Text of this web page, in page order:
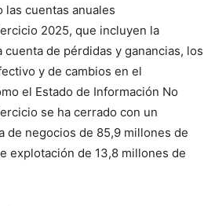
las cuentas anuales
2025, que incluyen la
cuenta de pérdidas y ganancias, los
y de cambios en el
el Estado de Información No
se ha cerrado con un
de negocios de 85,9 millones de
explotación de 13,8 millones de